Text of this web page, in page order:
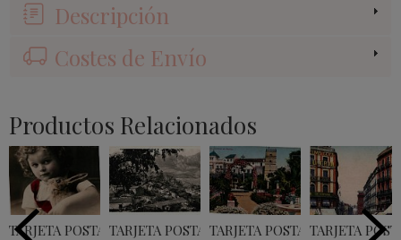
Descripción
Costes de Envío
Productos Relacionados
TARJETA POSTALTARJETA POSTAL SAN BARTOLOME - GRAN...
TARJETA POSTAL SEVILLA -
TARJETA